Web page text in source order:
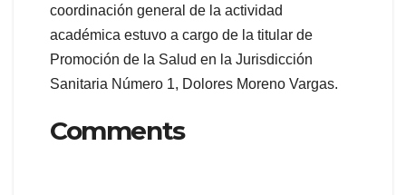
coordinación general de la actividad
académica estuvo a cargo de la titular de
Promoción de la Salud en la Jurisdicción
Sanitaria Número 1, Dolores Moreno Vargas.
Comments